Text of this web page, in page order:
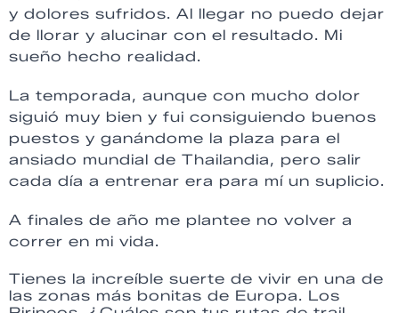
y dolores sufridos. Al llegar no puedo dejar
de llorar y alucinar con el resultado. Mi
sueño hecho realidad.
La temporada, aunque con mucho dolor
siguió muy bien y fui consiguiendo buenos
puestos y ganándome la plaza para el
ansiado mundial de Thailandia, pero salir
cada día a entrenar era para mí un suplicio.
A finales de año me plantee no volver a
correr en mi vida.
Tienes la increíble suerte de vivir en una de
las zonas más bonitas de Europa. Los